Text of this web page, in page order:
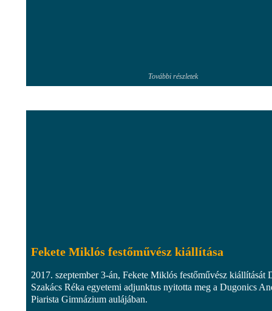
További részletek
Fekete Miklós festőművész kiállítása
2017. szeptember 3-án, Fekete Miklós festőművész kiállítását
Szakács Réka egyetemi adjunktus nyitotta meg a Dugonics
Piarista Gimnázium aulájában.